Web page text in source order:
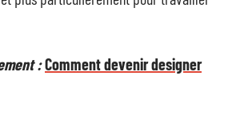
:Comment devenir designer